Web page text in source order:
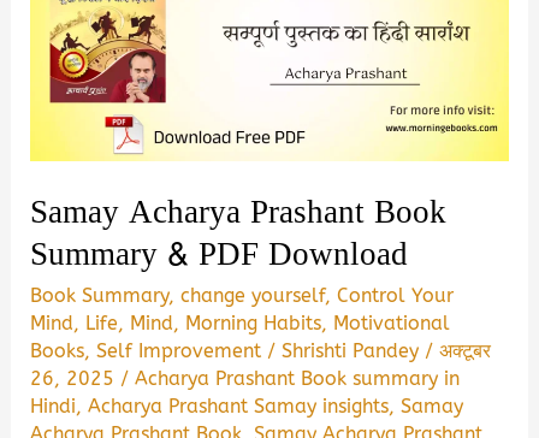
Wired
Wrong
Book
Summary
in
&
PDF
Download
Samay Acharya Prashant Book
Summary & PDF Download
Book Summary,change yourself,Control Your
Mind, Life, Mind, Morning Habits, Motivational
Books,Self Improvement /Shrishti Pandey /अक्टूबर
26, 2025 /Acharya Prashant Book summary in
Hindi,Acharya Prashant Samay insights,Samay